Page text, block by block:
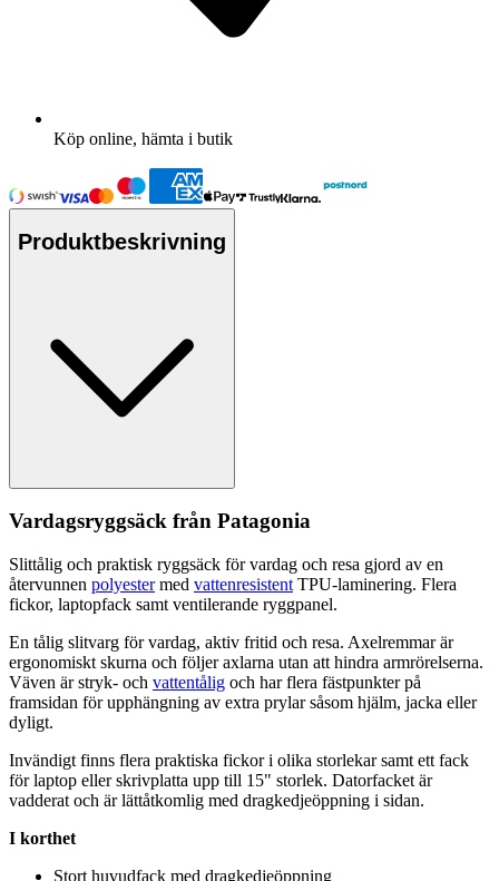
Köp online, hämta i butik
Produktbeskrivning
Vardagsryggsäck från Patagonia
Slittålig och praktisk ryggsäck för vardag och resa gjord av en
återvunnen polyestermed vattenresistent TPU-laminering. Flera
fickor, laptopfack samt ventilerande ryggpanel.
En tålig slitvarg för vardag, aktiv fritid och resa. Axelremmar är
ergonomiskt skurna och följer axlarna utan att hindra armrörelserna.
Väven är stryk- och vattentålig och har flera fästpunkter på
framsidan för upphängning av extra prylar såsom hjälm, jacka eller
dyligt.
Invändigt finns flera praktiska fickor i olika storlekar samt ett fack
för laptop eller skrivplatta upp till 15" storlek. Datorfacket är
vadderat och är lättåtkomlig med dragkedjeöppning i sidan.
I korthet
Stort huvudfack med dragkedjeöppning